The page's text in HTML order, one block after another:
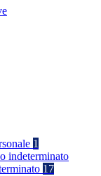
1
indeterminato
17